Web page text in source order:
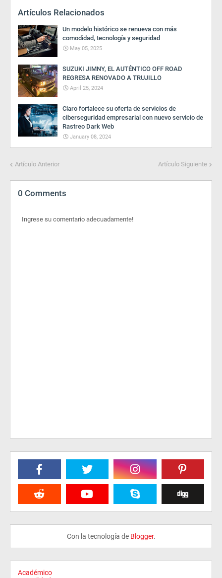
Artículos Relacionados
Un modelo histórico se renueva con más
comodidad, tecnología y seguridad
May 05, 2025
SUZUKI JIMNY, EL AUTÉNTICO OFF ROAD
REGRESA RENOVADO A TRUJILLO
April 25, 2024
Claro fortalece su oferta de servicios de
ciberseguridad empresarial con nuevo servicio de
Rastreo Dark Web
January 08, 2024
Artículo Anterior Artículo Siguiente
0 Comments
Ingrese su comentario adecuadamente!
Con la tecnología de Blogger.
Académico